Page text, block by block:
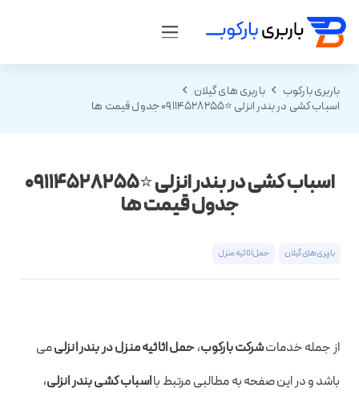
باربری بارکوب
باربری های گیلان
اسباب کشی در بندر انزلی ⭐️09114528255 جدول قیمت ها
اسباب کشی در بندر انزلی ⭐️09114528255
جدول قیمت ها
باربری های گیلان حمل اثاثیه منزل
از جمله خدماتشرکت بارکوب،حمل اثاثیه منزل در بندر انزلیمی
باشد و در این صفحه به مطالبی مرتبط بااسباب کشی بندر انزلی،